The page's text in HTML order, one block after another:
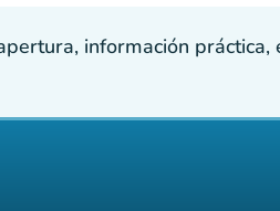
información práctica,